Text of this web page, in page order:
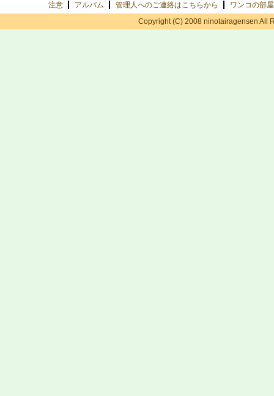
注意
アルバム 管理人へのご連絡はこちらから
ワンコの部屋
Copyright (C) 2008 ninotairagensen All